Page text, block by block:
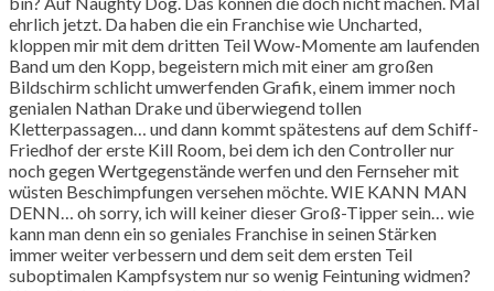
ehrlich jetzt. Da haben die ein Franchise wie Uncharted,
kloppen mir mit dem dritten Teil Wow-Momente am laufenden
Band um den Kopp, begeistern mich mit einer am großen
Bildschirm schlicht umwerfenden Grafik, einem immer noch
genialen Nathan Drake und überwiegend tollen
Kletterpassagen… und dann kommt spätestens auf dem Schiff-
Friedhof der erste Kill Room, bei dem ich den Controller nur
noch gegen Wertgegenstände werfen und den Fernseher mit
wüsten Beschimpfungen versehen möchte. WIE KANN MAN
DENN… oh sorry, ich will keiner dieser Groß-Tipper sein… wie
kann man denn ein so geniales Franchise in seinen Stärken
immer weiter verbessern und dem seit dem ersten Teil
suboptimalen Kampfsystem nur so wenig Feintuning widmen?